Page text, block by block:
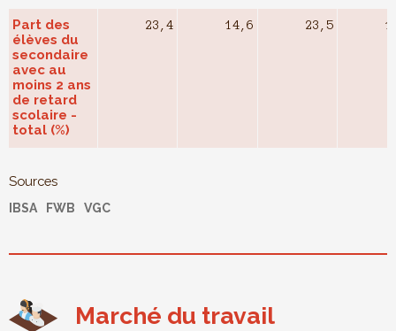
Part des
élèves du
secondaire
avec au
moins 2 ans
de retard
scolaire -
total (%)
23,4 14,6 23,5
Sources
IBSA FWB VGC
Marché du travail